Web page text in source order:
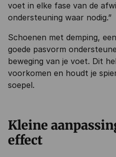
voet in elke fase van de
ondersteuning waar nodig.”
Schoenen met demping,
goede pasvorm
beweging van je voet. Dit
voorkomen en houdt je
soepel.
Kleine
effect